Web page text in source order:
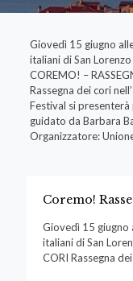
Giovedì 15 giugno
italiani di San
COREMO! –
Rassegna dei cori
Festival si
guidato da Barbara
Organizzatore:
Coremo!
Giovedì 15 giugno
italiani di San
CORI Rassegna